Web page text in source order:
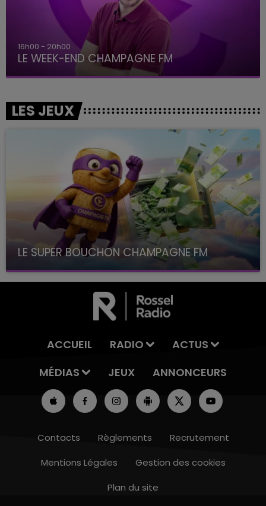
7h00 - 12h00
16h00 - 20h00
LE WEEK-END CHAMPAGNE FM
LES JEUX
LE SUPER BOUCHON CHAMPAGNE FM
avec La Famille Champagne FM, à 8H10
ACCUEIL RADIO
ACTUS
MÉDIAS
JEUX ANNONCEURS
Contacts Règlements
Recrutement
Mentions Légales
Gestion des cookies
Plan du site